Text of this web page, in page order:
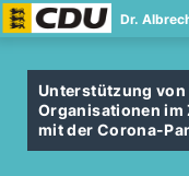
Dr.
Unterstützung von
Organisationen im
mit der Corona-